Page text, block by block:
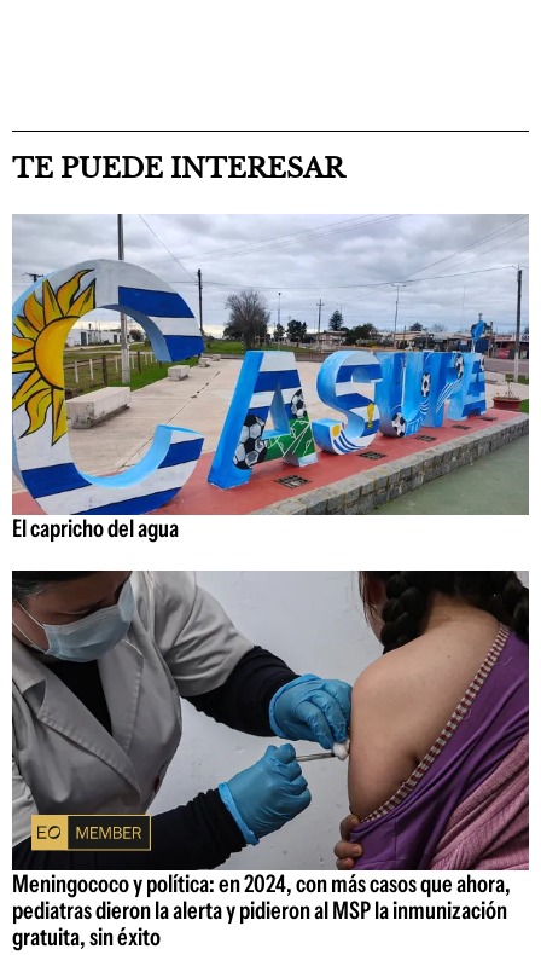
TE PUEDE INTERESAR
El capricho del agua
Meningococo y política: en 2024, con más casos que ahora,
pediatras dieron la alerta y pidieron al MSP la inmunización
gratuita, sin éxito